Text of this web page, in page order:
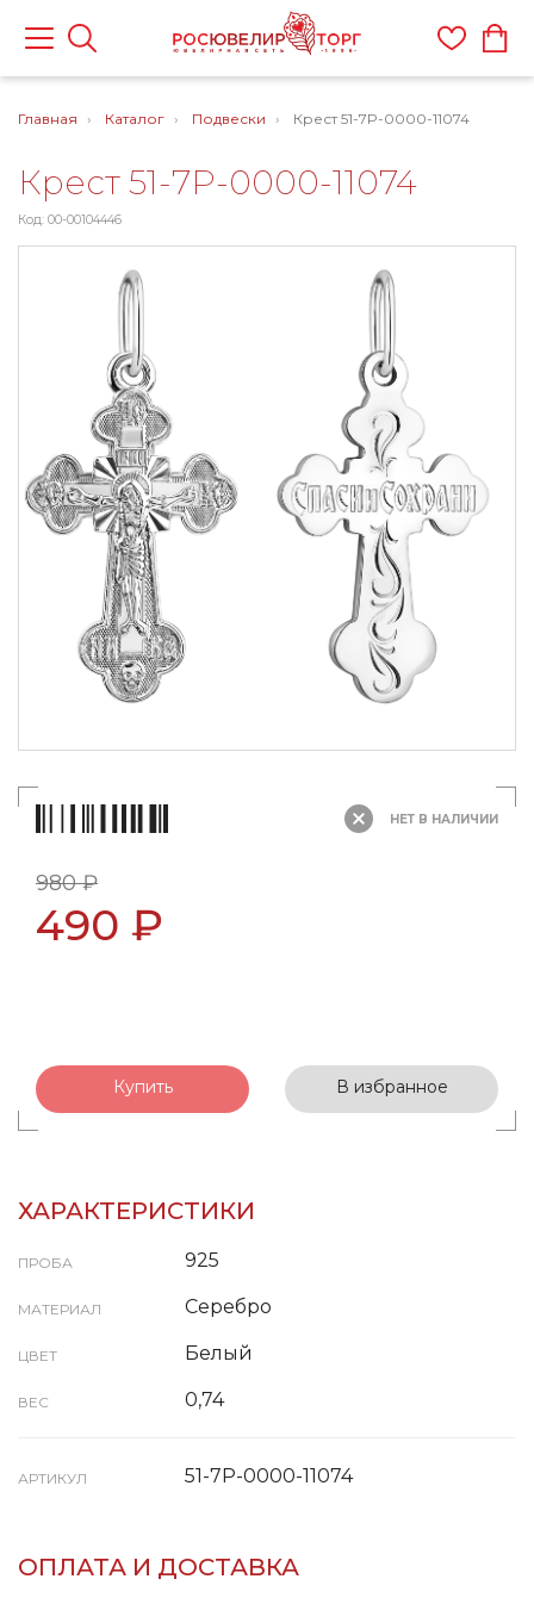
Главная Каталог Подвески Крест 51-7P-0000-11074
Крест 51-7P-0000-11074
Код: 00-00104446
НЕТ В НАЛИЧИИ
980 ₽
490 ₽
Купить В избранное
ХАРАКТЕРИСТИКИ
ПРОБА 925
МАТЕРИАЛ Серебро
ЦВЕТ Белый
ВЕС 0,74
АРТИКУЛ 51-7P-0000-11074
ОПЛАТА И ДОСТАВКА